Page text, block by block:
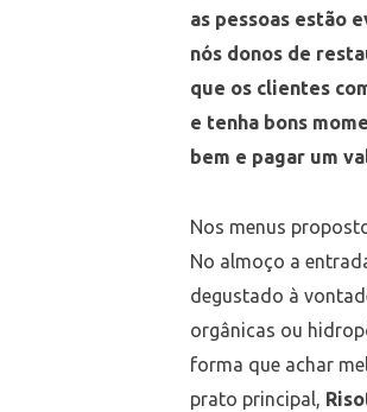
as pessoas estão
nós donos de
que os clientes
e tenha bons
bem e pagar um
Nos menus
No almoço a
degustado à
orgânicas ou
forma que achar
prato principal,